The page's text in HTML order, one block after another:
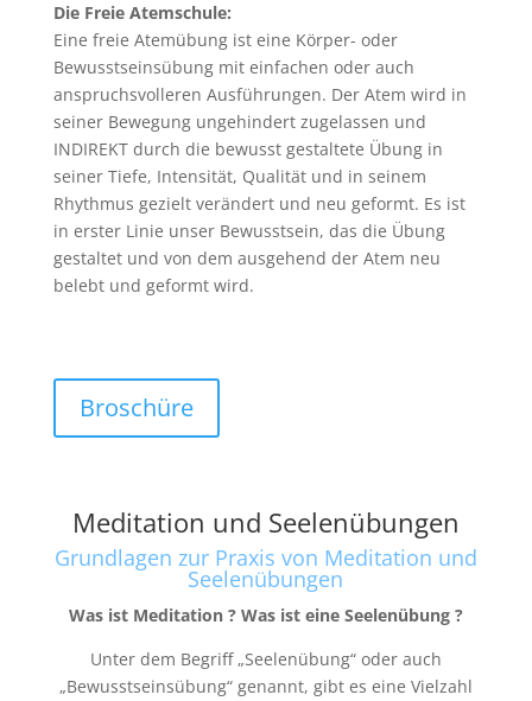
Die Freie Atemschule:
Eine freie Atemübung ist eine Körper- oder
Bewusstseinsübung mit einfachen oder auch
anspruchsvolleren Ausführungen. Der Atem wird in
seiner Bewegung ungehindert zugelassen und
INDIREKT durch die bewusst gestaltete Übung in
seiner Tiefe, Intensität, Qualität und in seinem
Rhythmus gezielt verändert und neu geformt. Es ist
in erster Linie unser Bewusstsein, das die Übung
gestaltet und von dem ausgehend der Atem neu
belebt und geformt wird.
Broschüre
Meditation und Seelenübungen
Grundlagen zur Praxis von Meditation und
Seelenübungen
Was ist Meditation ? Was ist eine Seelenübung ?
Unter dem Begriff „Seelenübung“ oder auch
„Bewusstseinsübung“ genannt, gibt es eine Vielzahl